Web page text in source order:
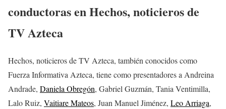
conductoras en Hechos, noticieros de
TV Azteca
Hechos, noticieros de TV Azteca, también conocidos como
Fuerza Informativa Azteca, tiene como presentadores a Andreina
Andrade, Daniela Obregón, Gabriel Guzmán, Tania Ventimilla,
Lalo Ruiz, Vaitiare Mateos, Juan Manuel Jiménez, Leo Arriaga,